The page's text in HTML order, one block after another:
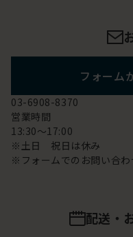
フォーム
03-6908-8370
営業時間
13:30～17:00
※土日 祝日は休み
※フォームでのお問い合わ
配送・